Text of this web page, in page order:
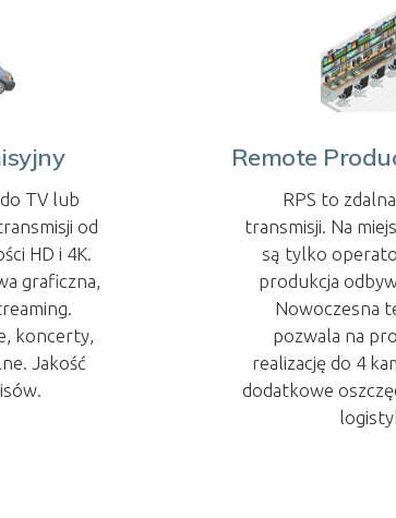
TV lub
od
HD i 4K.
graficzna,
koncerty,
Jakość
Remote
RPS to
transmisji. Na
są tylko
produkcja
Nowoczesna
pozwala na
realizację do 4
dodatkowe